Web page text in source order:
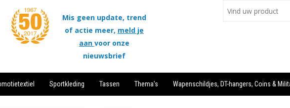
Mis geen update, trend
of actie meer, meld je
aan voor onze
nieuwsbrief
Sportkleding Tassen Thema's Wapenschildjes, DT-hangers, Coins &